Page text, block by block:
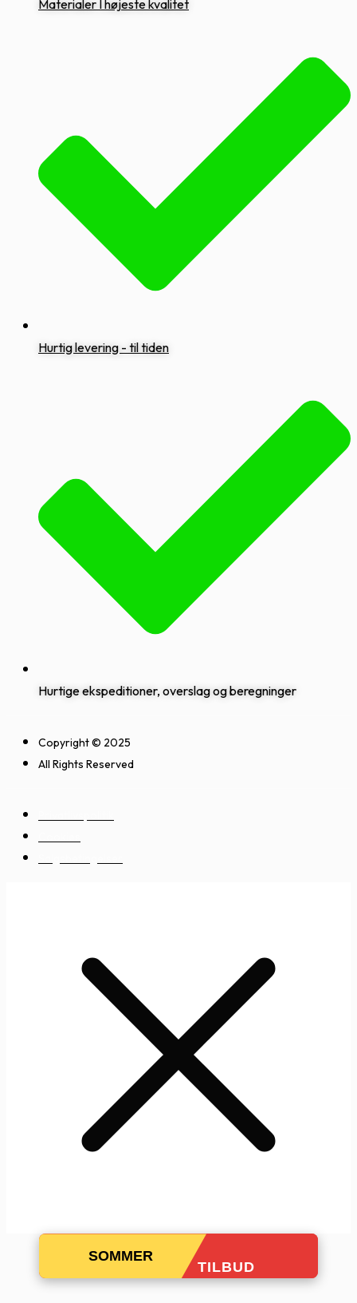
Materialer I højeste kvalitet
Hurtig levering - til tiden
Hurtige ekspeditioner, overslag og beregninger
Copyright © 2025
All Rights Reserved
SOMMER
TILBUD